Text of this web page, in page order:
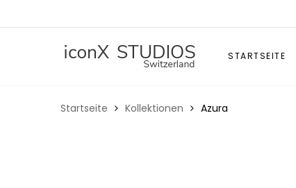
STARTSEITE
Startseite Kollektionen Azura